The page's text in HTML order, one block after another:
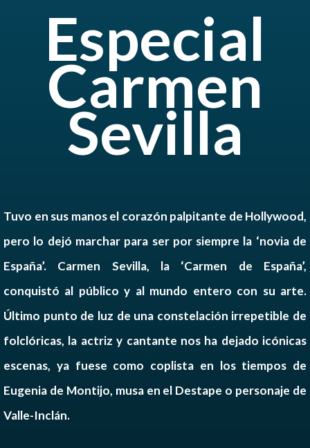
Especial
Carmen
Sevilla
Tuvo en sus manos el corazón palpitante de Hollywood,
pero lo dejó marchar para ser por siempre la ‘novia de
España’. Carmen Sevilla, la ‘Carmen de España’,
conquistó al público y al mundo entero con su arte.
Último punto de luz de una constelación irrepetible de
folclóricas, la actriz y cantante nos ha dejado icónicas
escenas, ya fuese como coplista en los tiempos de
Eugenia de Montijo, musa en el Destape o personaje de
Valle-Inclán.